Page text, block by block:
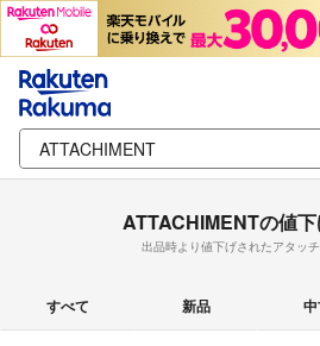
ATTACHIMENTの値
出品時より値下げされたアタッ
すべて 新品